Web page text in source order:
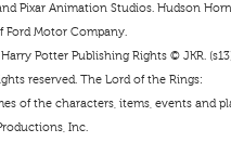
Pixar Animation Studios. Hudson
Ford Motor Company.
Potter Publishing Rights © JKR.
reserved. The Lord of the Rings:
of the characters, items, events and
Inc.